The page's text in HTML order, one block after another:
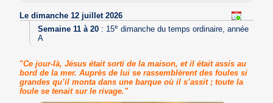
Le dimanche 12 juillet 2026
Semaine 11 à 20: 15e dimanche du temps ordinaire, année
A
"Ce jour-là, Jésus était sorti de la maison, et il était assis au
bord de la mer. Auprès de lui se rassemblèrent des foules si
grandes qu’il monta dans une barque où il s’assit ; toute la
foule se tenait sur le rivage."